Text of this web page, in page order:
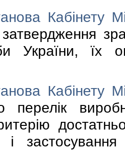
Кабiнету
України, їх
Кабiнету
перелiк
i